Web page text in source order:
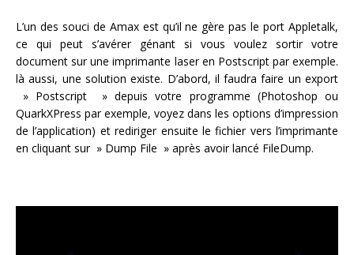
L’un des souci de Amax est qu’il ne gère pas le port Appletalk,
ce qui peut s’avérer génant si vous voulez sortir votre
document sur une imprimante laser en Postscript par exemple.
là aussi, une solution existe. D’abord, il faudra faire un export
» Postscript » depuis votre programme (Photoshop ou
QuarkXPress par exemple, voyez dans les options d’impression
de l’application) et rediriger ensuite le fichier vers l’imprimante
en cliquant sur » Dump File » après avoir lancé FileDump.